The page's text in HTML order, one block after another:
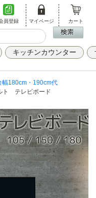
員登録 マイページ カート
キッチンカウンター
幅180cm・190cm代
ト テレビボード